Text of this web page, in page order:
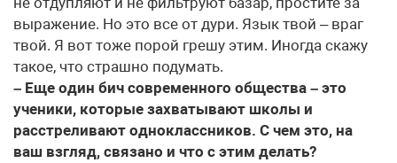
выражение. Но это все от дури. Язык твой – враг
твой. Я вот тоже порой грешу этим. Иногда скажу
такое, что страшно подумать.
– Еще один бич современного общества – это
ученики, которые захватывают школы и
расстреливают одноклассников. С чем это, на
ваш взгляд, связано и что с этим делать?